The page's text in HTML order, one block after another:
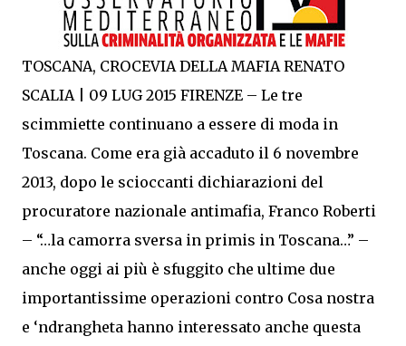
TOSCANA, CROCEVIA DELLA MAFIA RENATO
SCALIA | 09 LUG 2015 FIRENZE – Le tre
scimmiette continuano a essere di moda in
Toscana. Come era già accaduto il 6 novembre
2013, dopo le scioccanti dichiarazioni del
procuratore nazionale antimafia, Franco Roberti
– “…la camorra sversa in primis in Toscana…” –
anche oggi ai più è sfuggito che ultime due
importantissime operazioni contro Cosa nostra
e ‘ndrangheta hanno interessato anche questa